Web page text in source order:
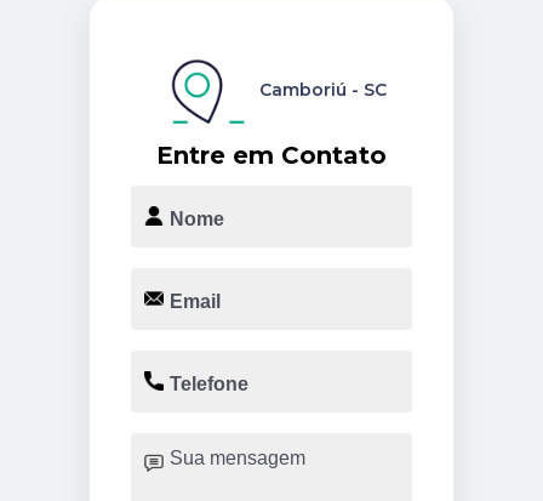
Entre em Contato
Camboriú - SC